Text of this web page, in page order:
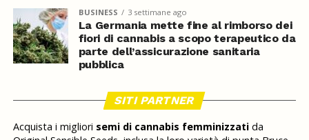
BUSINESS 3 settimane ago
La Germania mette fine al rimborso dei
fiori di cannabis a scopo terapeutico da
parte dell’assicurazione sanitaria
pubblica
SITI PARTNER
Acquista i migliori semi di cannabis femminizzatida